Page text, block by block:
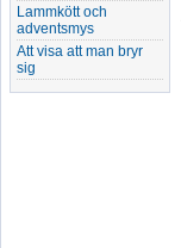
Lammkött och
adventsmys
Att visa att man bryr
sig